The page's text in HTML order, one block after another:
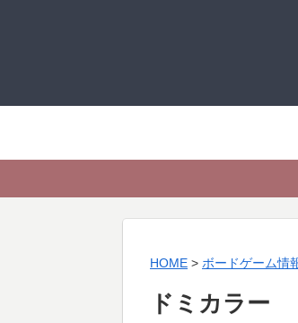
HOME > ボードゲーム情
ドミカラー